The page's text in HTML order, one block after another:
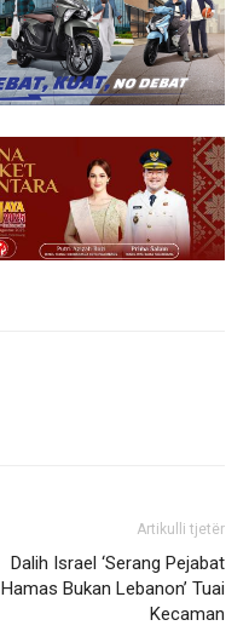
Artikulli tjetër
Dalih Israel ‘Serang Pejabat
Hamas Bukan Lebanon’ Tuai
Kecaman